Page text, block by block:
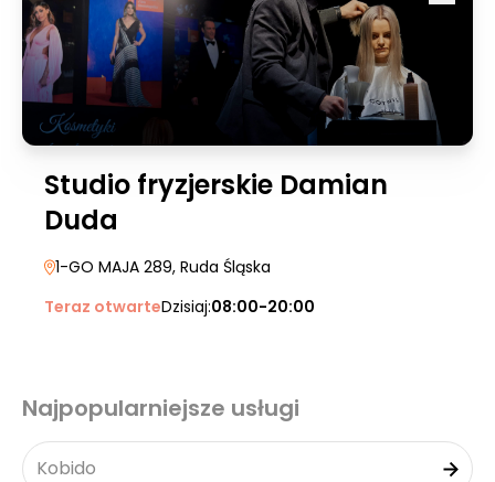
Studio fryzjerskie Damian
Duda
1-GO MAJA 289, Ruda Śląska
Teraz otwarteDzisiaj:08:00-20:00
Najpopularniejsze usługi
Kobido